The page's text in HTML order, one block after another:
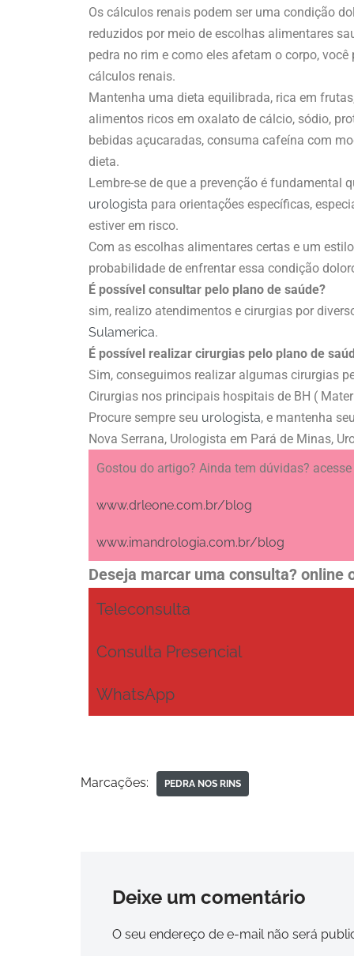
Os cálculos renais podem ser uma condição
reduzidos por meio de escolhas alimentares
pedra no rim e como eles afetam o corpo,
cálculos renais.
Mantenha uma dieta equilibrada, rica em
alimentos ricos em oxalato de cálcio, sódio,
bebidas açucaradas, consuma cafeína com
dieta.
Lembre-se de que a prevenção é fundamental
urologista para orientações específicas,
estiver em risco.
Com as escolhas alimentares certas e um
probabilidade de enfrentar essa condição
É possível consultar pelo plano de saúde?
sim, realizo atendimentos e cirurgias por
Sulamerica.
É possível realizar cirurgias pelo plano de
Sim, conseguimos realizar algumas cirurgias
Cirurgias nos principais hospitais de BH (
Procure sempre seu urologista, e mantenha
Nova Serrana, Urologista em Pará de Minas,
Gostou do artigo? Ainda tem dúvidas?
www.drleone.com.br/blog
www.imandrologia.com.br/blog
Deseja marcar uma consulta? online
Teleconsulta
Consulta Presencial
WhatsApp
Marcações: PEDRA NOS RINS
Deixe um comentário
O seu endereço de e-mail não será